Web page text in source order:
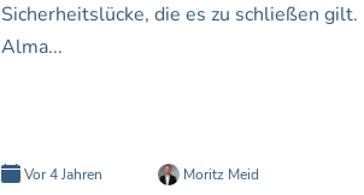
Sicherheitslücke, die es zu schließen
Alma...
Vor 4 Jahren Moritz Meid